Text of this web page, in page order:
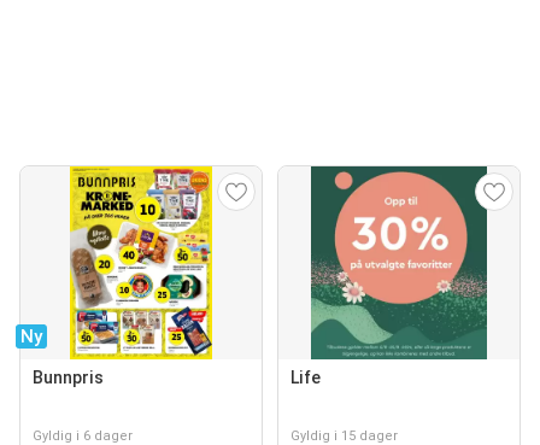
Ny
Bunnpris
Gyldig i 6 dager
Life
Gyldig i 15 dager